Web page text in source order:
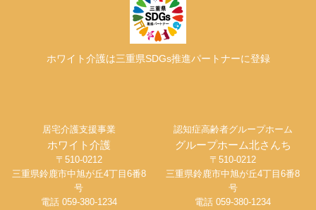
ホワイト介護は三重県SDGs推進パートナーに登録
居宅介護支援事業
ホワイト介護
〒510-0212
三重県鈴鹿市中旭が丘4丁目6番8
号
電話 059-380-1234
認知症高齢者グループホーム
グループホーム北さんち
〒510-0212
三重県鈴鹿市中旭が丘4丁目6番8
号
電話 059-380-1234